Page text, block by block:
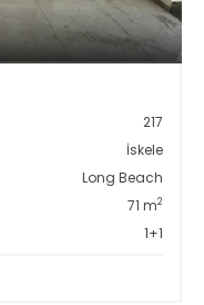
217
İskele
Long Beach
71 m2
1+1